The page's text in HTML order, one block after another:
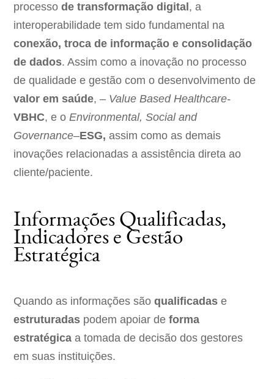
processode transformação digital , a
interoperabilidade tem sido fundamental na
conexão, troca de informação e consolidação
de dados. Assim como a inovação no processo
de qualidade e gestão com o desenvolvimento de
valor em saúde, – Value Based Healthcare-
VBHC, e oEnvironmental, Social and
Governance–ESG, assim como as demais
inovações relacionadas a assistência direta ao
cliente/paciente.
Informações Qualificadas,
Indicadores e Gestão
Estratégica
Quando as informações sãoqualificadase
estruturadas podem apoiar deforma
estratégica a tomada de decisão dos gestores
em suas instituições.